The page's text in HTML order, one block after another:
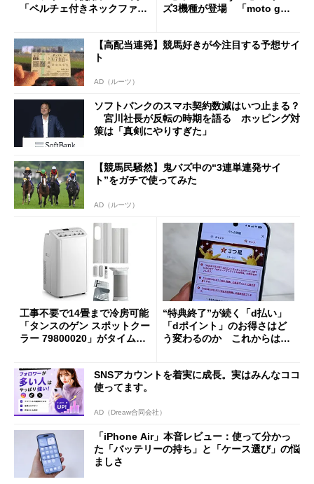
「ペルチェ付きネックファ
ズ3機種が登場 「moto g37
【高配当連発】競馬好きが今注目する予想サイ
ト
AD（ルーツ）
ソフトバンクのスマホ契約数減はいつ止まる？
宮川社長が反転の時期を語る ホッピング対
策は「真剣にやりすぎた」
【競馬民騒然】鬼バズ中の“3連単連発サイ
ト”をガチで使ってみた
AD（ルーツ）
工事不要で14畳まで冷房可能
「タンスのゲン スポットクー
ラー 79800020」がタイムセ
“特典終了”が続く「d払い」
「dポイント」のお得さはど
う変わるのか これからは
SNSアカウントを着実に成長。実はみんなココ
使ってます。
AD（Dreaw合同会社）
「iPhone Air」本音レビュー：使って分かっ
た「バッテリーの持ち」と「ケース選び」の悩
ましさ